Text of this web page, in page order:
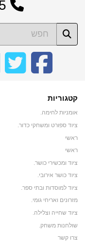
קטגוריות
אומניות לחימה.
ציוד ספורט ומשחקי כדור.
ראשי
ראשי
ציוד ומכשירי כושר.
ציוד כושר אירובי.
ציוד למוסדות ובתי ספר.
מזרונים ואריחי גומי.
ציוד שחייה וצלילה.
שולחנות משחק.
צרו קשר